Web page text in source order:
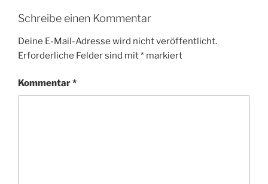
Schreibe einen Kommentar
Deine E-Mail-Adresse wird nicht veröffentlicht.
Erforderliche Felder sind mit* markiert
Kommentar*